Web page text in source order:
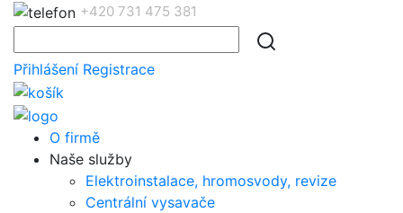
+420 731 475 381
Přihlášení Registrace
O firmě
Naše služby
Elektroinstalace, hromosvody, revize
Centrální vysavače